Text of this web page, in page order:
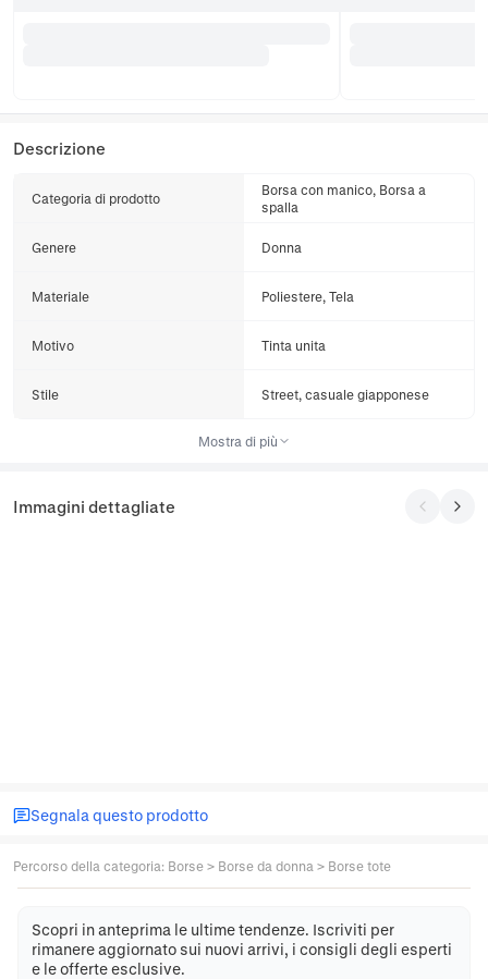
Descrizione
Categoria di prodotto
Borsa con manico, Borsa a
spalla
Genere Donna
Materiale Poliestere, Tela
Motivo Tinta unita
Stile Street, casuale giapponese
Mostra di più
Immagini dettagliate
Segnala questo prodotto
Percorso della categoria: Borse > Borse da donna > Borse tote
Scopri in anteprima le ultime tendenze. Iscriviti per
rimanere aggiornato sui nuovi arrivi, i consigli degli esperti
e le offerte esclusive.